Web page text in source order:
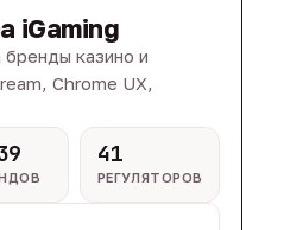
iGaming
казино и
Chrome UX,
41
РЕГУЛЯТОРОВ